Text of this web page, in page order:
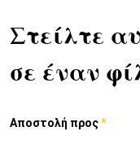
Στείλτε
σε έναν
Αποστολή προς*